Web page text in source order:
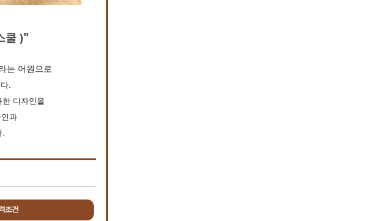
쿨 )"
는 어원으로
.
디자인을
과
.
조건